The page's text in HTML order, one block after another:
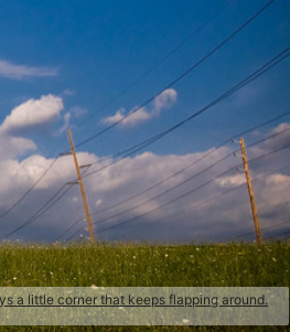
a little corner that keeps flapping around.